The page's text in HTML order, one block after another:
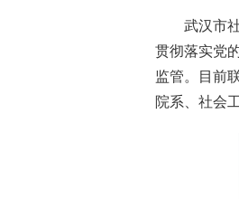
武汉市
贯彻落实党
监管。目前
院系、社会